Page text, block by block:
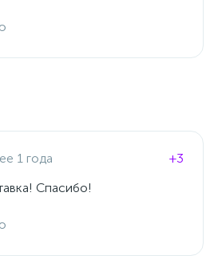
1 года
+3
Спасибо!